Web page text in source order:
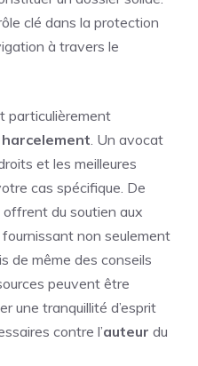
clé dans la protection
à travers le
particulièrement
harcelement. Un avocat
et les meilleures
cas spécifique. De
du soutien aux
fournissant non seulement
de même des conseils
peuvent être
une tranquillité d’esprit
contre l’auteur du